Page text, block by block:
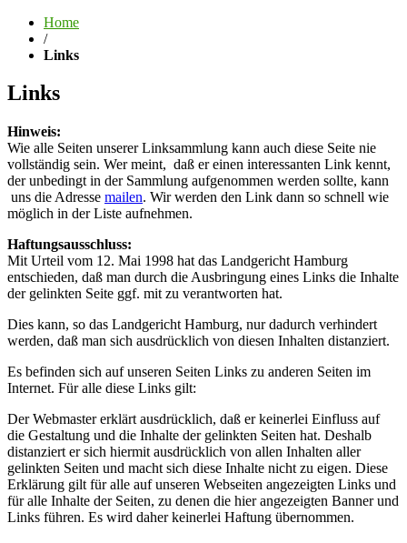
Home
/
Links
Links
Hinweis:
Wie alle Seiten unserer Linksammlung kann auch diese Seite nie
vollständig sein. Wer meint, daß er einen interessanten Link kennt,
der unbedingt in der Sammlung aufgenommen werden sollte, kann
uns die Adresse mailen. Wir werden den Link dann so schnell wie
möglich in der Liste aufnehmen.
Haftungsausschluss:
Mit Urteil vom 12. Mai 1998 hat das Landgericht Hamburg
entschieden, daß man durch die Ausbringung eines Links die Inhalte
der gelinkten Seite ggf. mit zu verantworten hat.
Dies kann, so das Landgericht Hamburg, nur dadurch verhindert
werden, daß man sich ausdrücklich von diesen Inhalten distanziert.
Es befinden sich auf unseren Seiten Links zu anderen Seiten im
Internet. Für alle diese Links gilt:
Der Webmaster erklärt ausdrücklich, daß er keinerlei Einfluss auf
die Gestaltung und die Inhalte der gelinkten Seiten hat. Deshalb
distanziert er sich hiermit ausdrücklich von allen Inhalten aller
gelinkten Seiten und macht sich diese Inhalte nicht zu eigen. Diese
Erklärung gilt für alle auf unseren Webseiten angezeigten Links und
für alle Inhalte der Seiten, zu denen die hier angezeigten Banner und
Links führen. Es wird daher keinerlei Haftung übernommen.